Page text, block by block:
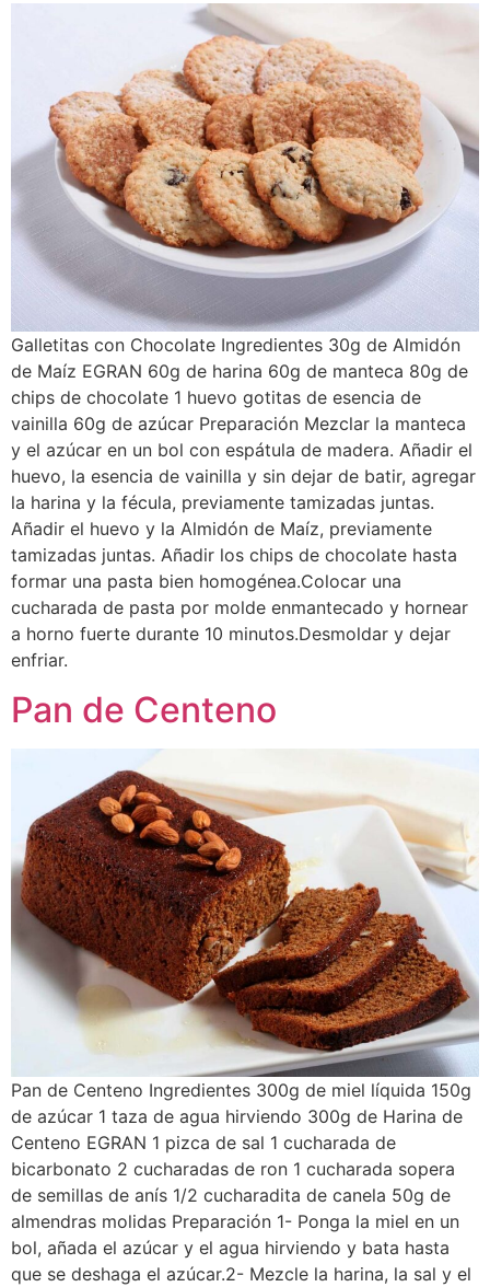
Galletitas con Chocolate Ingredientes 30g de Almidón
de Maíz EGRAN 60g de harina 60g de manteca 80g de
chips de chocolate 1 huevo gotitas de esencia de
vainilla 60g de azúcar Preparación Mezclar la manteca
y el azúcar en un bol con espátula de madera. Añadir el
huevo, la esencia de vainilla y sin dejar de batir, agregar
la harina y la fécula, previamente tamizadas juntas.
Añadir el huevo y la Almidón de Maíz, previamente
tamizadas juntas. Añadir los chips de chocolate hasta
formar una pasta bien homogénea.Colocar una
cucharada de pasta por molde enmantecado y hornear
a horno fuerte durante 10 minutos.Desmoldar y dejar
enfriar.
Pan de Centeno
Pan de Centeno Ingredientes 300g de miel líquida 150g
de azúcar 1 taza de agua hirviendo 300g de Harina de
Centeno EGRAN 1 pizca de sal 1 cucharada de
bicarbonato 2 cucharadas de ron 1 cucharada sopera
de semillas de anís 1/2 cucharadita de canela 50g de
almendras molidas Preparación 1- Ponga la miel en un
bol, añada el azúcar y el agua hirviendo y bata hasta
que se deshaga el azúcar.2- Mezcle la harina, la sal y el